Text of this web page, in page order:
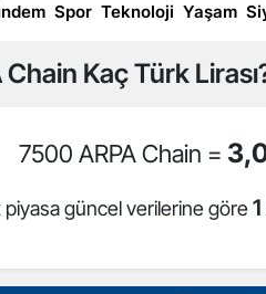
Spor Teknoloji Yaşam
Chain Kaç Türk
7500 ARPA Chain =
güncel verilerine göre